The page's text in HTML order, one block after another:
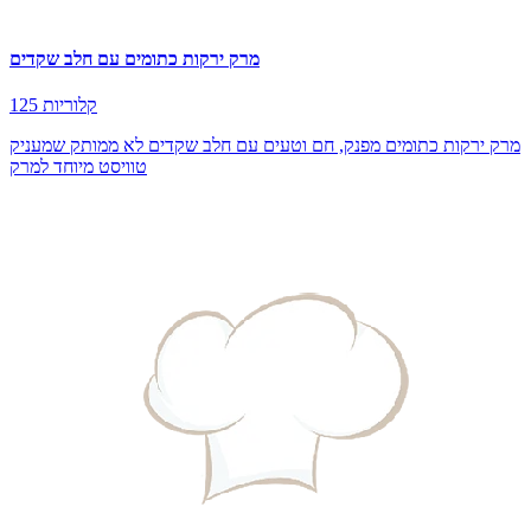
מרק ירקות כתומים עם חלב שקדים
125 קלוריות
מרק ירקות כתומים מפנק, חם וטעים עם חלב שקדים לא ממותק שמעניק
טוויסט מיוחד למרק